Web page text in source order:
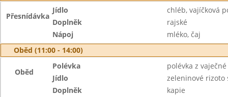
Přesnídávka
Jídlo
chléb, vajíčková
Doplněk
rajské
Nápoj
mléko, čaj
Oběd (11:00 - 14:00)
Oběd
Polévka
polévka z
Jídlo
zeleninové rizoto
Doplněk
kapie